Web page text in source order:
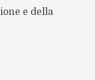
e della